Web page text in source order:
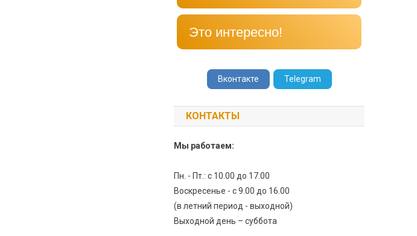
Это интересно!
Вконтакте Telegram
КОНТАКТЫ
Мы работаем:
Пн. - Пт.: с 10.00 до 17.00
Воскресенье - с 9.00 до 16.00
(в летний период - выходной)
Выходной день – суббота